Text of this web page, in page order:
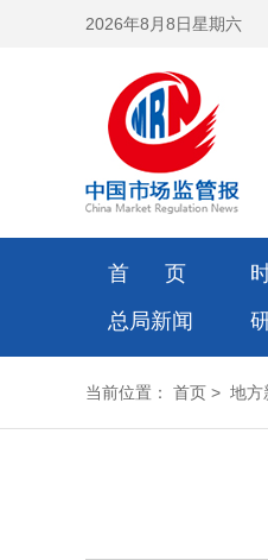
2026年8月8日星期六
首 页
总局新闻
当前位置： 首页 > 地方